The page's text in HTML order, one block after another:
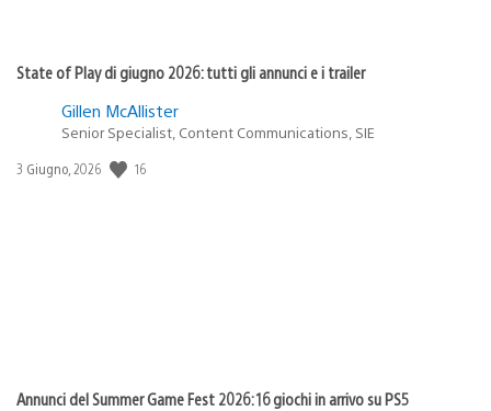
State of Play di giugno 2026: tutti gli annunci e i trailer
Gillen McAllister
Senior Specialist, Content Communications, SIE
Data
3 Giugno, 2026 16
Annunci del Summer Game Fest 2026: 16 giochi in arrivo su PS5